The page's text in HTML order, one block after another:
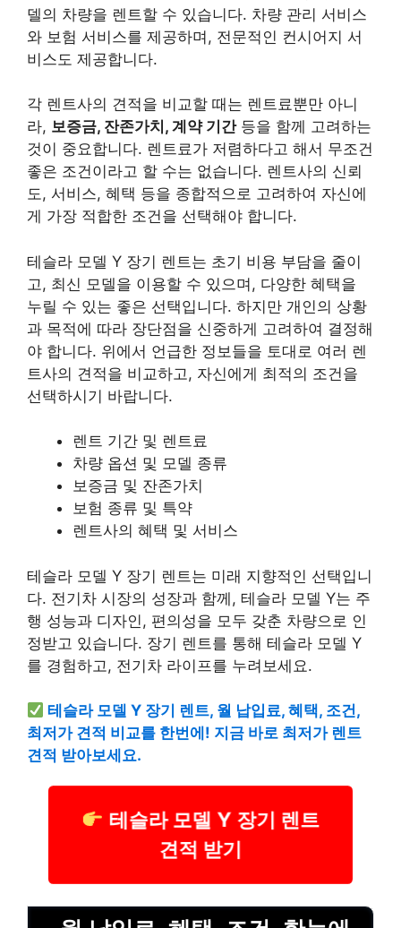
델의 차량을 렌트할 수 있습니다. 차량 관리 서비스
와 보험 서비스를 제공하며, 전문적인 컨시어지 서
비스도 제공합니다.
각 렌트사의 견적을 비교할 때는 렌트료뿐만 아니
라, 보증금, 잔존가치, 계약 기간등을 함께 고려하는
것이 중요합니다. 렌트료가 저렴하다고 해서 무조건
좋은 조건이라고 할 수는 없습니다. 렌트사의 신뢰
도, 서비스, 혜택 등을 종합적으로 고려하여 자신에
게 가장 적합한 조건을 선택해야 합니다.
테슬라 모델 Y 장기 렌트는 초기 비용 부담을 줄이
고, 최신 모델을 이용할 수 있으며, 다양한 혜택을
누릴 수 있는 좋은 선택입니다. 하지만 개인의 상황
과 목적에 따라 장단점을 신중하게 고려하여 결정해
야 합니다. 위에서 언급한 정보들을 토대로 여러 렌
트사의 견적을 비교하고, 자신에게 최적의 조건을
선택하시기 바랍니다.
렌트 기간 및 렌트료
차량 옵션 및 모델 종류
보증금 및 잔존가치
보험 종류 및 특약
렌트사의 혜택 및 서비스
테슬라 모델 Y 장기 렌트는 미래 지향적인 선택입니
다. 전기차 시장의 성장과 함께, 테슬라 모델 Y는 주
행 성능과 디자인, 편의성을 모두 갖춘 차량으로 인
정받고 있습니다. 장기 렌트를 통해 테슬라 모델 Y
를 경험하고, 전기차 라이프를 누려보세요.
테슬라 모델 Y 장기 렌트, 월 납입료, 혜택, 조건,
최저가 견적 비교를 한번에! 지금 바로 최저가 렌트
견적 받아보세요.
테슬라 모델 Y 장기 렌트
견적 받기